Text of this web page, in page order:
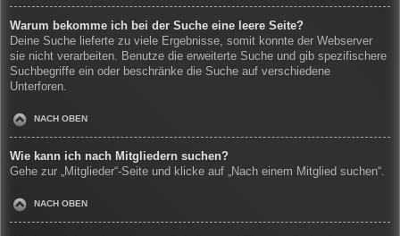
Warum bekomme ich bei der Suche eine leere Seite?
Deine Suche lieferte zu viele Ergebnisse, somit konnte der Webserver
sie nicht verarbeiten. Benutze die erweiterte Suche und gib spezifischere
Suchbegriffe ein oder beschränke die Suche auf verschiedene
Unterforen.
NACH OBEN
Wie kann ich nach Mitgliedern suchen?
Gehe zur „Mitglieder“-Seite und klicke auf „Nach einem Mitglied suchen“.
NACH OBEN